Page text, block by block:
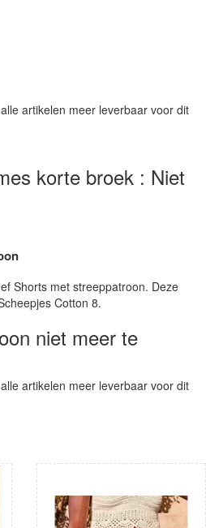
artikelen meer leverbaar voor dit
korte broek : Niet
Shorts met streeppatroon. Deze
Cotton 8.
niet meer te
artikelen meer leverbaar voor dit